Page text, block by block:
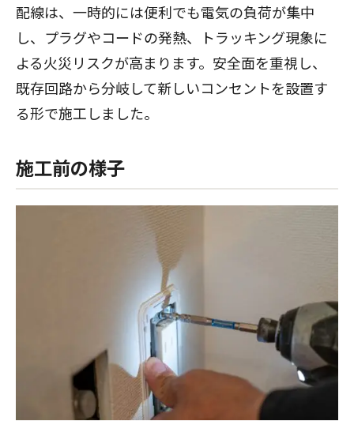
配線は、一時的には便利でも電気の負荷が集中
し、プラグやコードの発熱、トラッキング現象に
よる火災リスクが高まります。安全面を重視し、
既存回路から分岐して新しいコンセントを設置す
る形で施工しました。
施工前の様子